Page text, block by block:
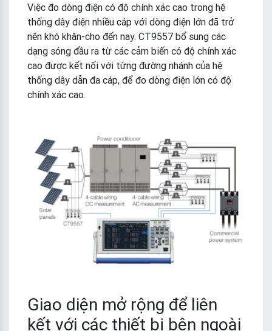
Việc đo dòng điện có độ chính xác cao trong hệ
thống dây điện nhiều cáp với dòng điện lớn đã trở
nên khó khăn-cho đến nay. CT9557 bổ sung các
dạng sóng đầu ra từ các cảm biến có độ chính xác
cao được kết nối với từng đường nhánh của hệ
thống dây dẫn đa cáp, để đo dòng điện lớn có độ
chính xác cao.
Giao diện mở rộng để liên
kết với các thiết bị bên ngoài